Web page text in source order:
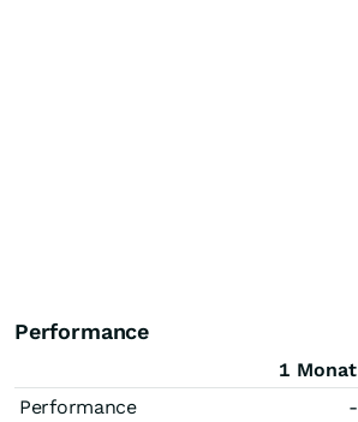
Performance
1 Monat
Performance
-